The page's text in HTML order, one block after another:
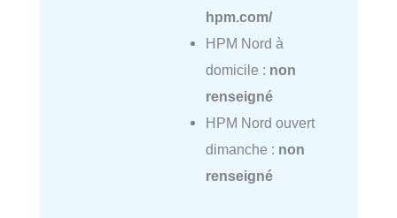
hpm.com/
HPM Nord à
domicile : non
renseigné
HPM Nord ouvert
dimanche : non
renseigné